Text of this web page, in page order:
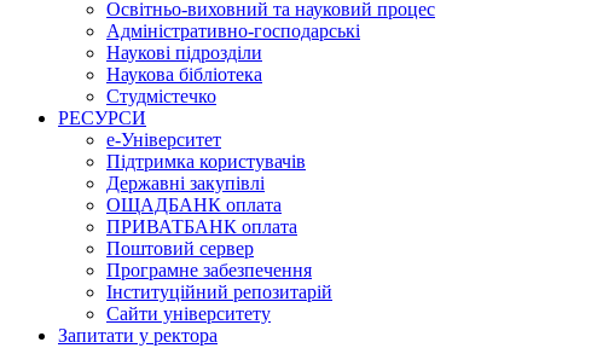
Освітньо-виховний та науковий процес
Адміністративно-господарські
Наукові підрозділи
Наукова бібліотека
Студмістечко
РЕСУРСИ
е-Університет
Підтримка користувачів
Державні закупівлі
ОЩАДБАНК оплата
ПРИВАТБАНК оплата
Поштовий сервер
Програмне забезпечення
Інституційний репозитарій
Сайти університету
Запитати у ректора